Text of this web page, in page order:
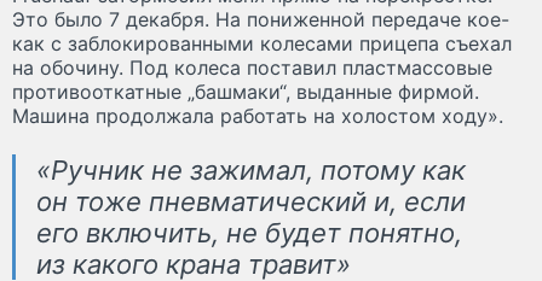
Это было 7 декабря. На пониженной передаче кое-
как с заблокированными колесами прицепа съехал
на обочину. Под колеса поставил пластмассовые
противооткатные „башмаки“, выданные фирмой.
Машина продолжала работать на холостом ходу».
«Ручник не зажимал, потому как
он тоже пневматический и, если
его включить, не будет понятно,
из какого крана травит»